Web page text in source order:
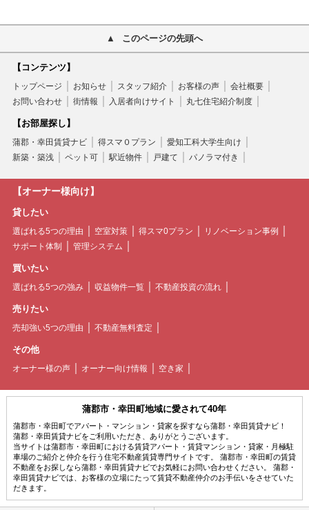
このページの先頭へ
【コンテンツ】
トップページ お知らせ スタッフ紹介 お客様の声
会社概要
お問い合わせ
街情報 入居者向けサイト 丸七住宅紹介制度
【お部屋探し】
蒲郡・幸田賃貸ナビ 得スマ０プラン
愛知工科大学生向け
新築・築浅
ペット可 駅近物件 戸建て パノラマ付き
【オーナー様向け】
貸したい
選ばれる5つの理由 空室対策 得スマ0プラン
リノベーション事例
サポート体制
管理システム
買いたい
選ばれる5つの強み 収益物件一覧 不動産投資の流れ
売りたい
売却強い5つの理由 不動産無料査定
その他
オーナー様の声 オーナー向け情報 空き家
蒲郡市・幸田町地域に愛されて40年
蒲郡市・幸田町でアパート・マンション・貸家を探すなら蒲郡・幸田賃貸ナビ！
蒲郡・幸田賃貸ナビをご利用いただき、ありがとうございます。
当サイトは蒲郡市・幸田町における賃貸アパート・賃貸マンション・貸家・月極駐
車場のご紹介と仲介を行う住宅不動産賃貸専門サイトです。 蒲郡市・幸田町の賃貸
不動産をお探しなら蒲郡・幸田賃貸ナビでお気軽にお問い合わせください。 蒲郡・
幸田賃貸ナビでは、お客様の立場にたって賃貸不動産仲介のお手伝いをさせていた
だきます。